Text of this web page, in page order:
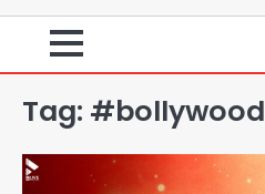
Tag: #bollywood